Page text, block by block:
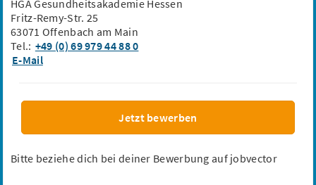
HGA Gesundheitsakademie Hessen
Fritz-Remy-Str. 25
63071 Offenbach am Main
Tel.: +49 (0) 69 979 44 88 0
E-Mail
Jetzt bewerben
Bitte beziehe dich bei deiner Bewerbung auf jobvector
Qualitätsmanagement (m/w/d)
LVQ Weiterbildung und Beratung GmbH
Mülheim an der Ruhr,...
52.390,8 €/Jahr
Produktmanagement